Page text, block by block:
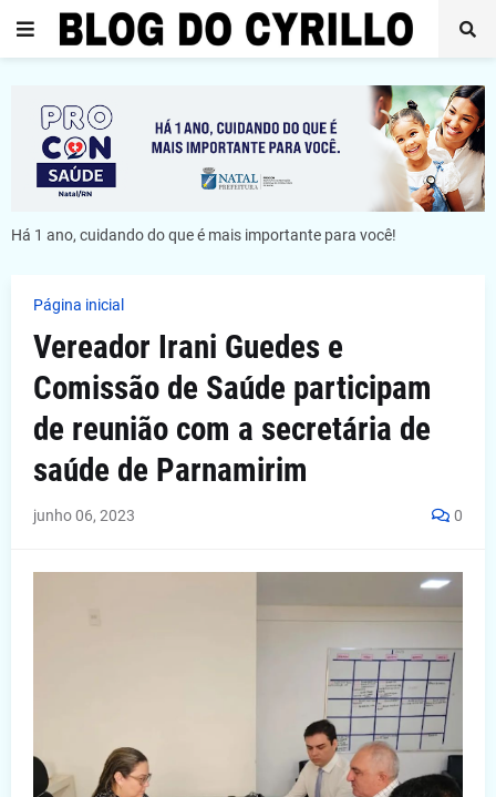
Há 1 ano, cuidando do que é mais importante para você!
Página inicial
Vereador Irani Guedes e
Comissão de Saúde participam
de reunião com a secretária de
saúde de Parnamirim
junho 06, 2023 0